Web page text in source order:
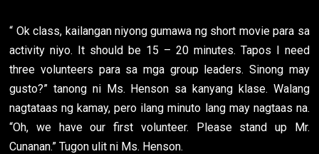
“ Ok class, kailangan niyong gumawa ng short movie para sa
activity niyo. It should be 15 – 20 minutes. Tapos I need
three volunteers para sa mga group leaders. Sinong may
gusto?” tanong ni Ms. Henson sa kanyang klase. Walang
nagtataas ng kamay, pero ilang minuto lang may nagtaas na.
“Oh, we have our first volunteer. Please stand up Mr.
Cunanan.” Tugon ulit ni Ms. Henson.